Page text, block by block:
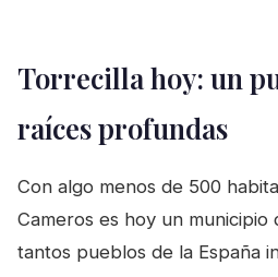
Torrecilla hoy: un
raíces profundas
Con algo menos de 500
Cameros es hoy un municipio
tantos pueblos de la España